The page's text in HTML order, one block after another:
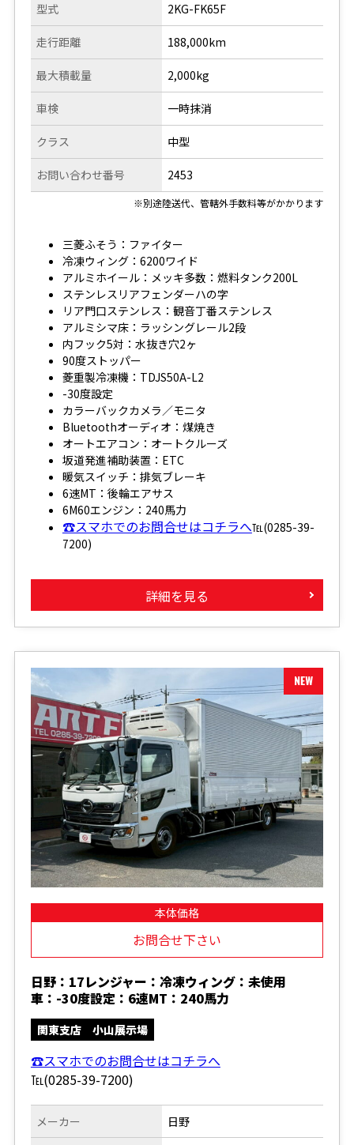
型式
走行距離
2KG-FK65F
188,000km
最大積載量
車検
クラス
お問い合わせ番号
2,000kg
一時抹消
中型
2453
※別途陸送代、管轄外手数料等がかかります
三菱ふそう：ファイター
冷凍ウィング：6200ワイド
アルミホイール：メッキ多数：燃料タンク200L
ステンレスリアフェンダーハの字
リア門口ステンレス：観音丁番ステンレス
アルミシマ床：ラッシングレール2段
内フック5対：水抜き穴2ヶ
90度ストッパー
菱重製冷凍機：TDJS50A-L2
-30度設定
カラーバックカメラ／モニタ
Bluetoothオーディオ：煤焼き
オートエアコン：オートクルーズ
坂道発進補助装置：ETC
暖気スイッチ：排気ブレーキ
6速MT：後輪エアサス
6M60エンジン：240馬力
☎スマホでのお問合せはコチラへ℡(0285-39-
7200)
詳細を見る
本体価格
お問合せ下さい
日野：17レンジャー：冷凍ウィング：未使用
車：-30度設定：6速MT：240馬力
関東支店 小山展示場
☎スマホでのお問合せはコチラへ
℡(0285-39-7200)
メーカー 日野